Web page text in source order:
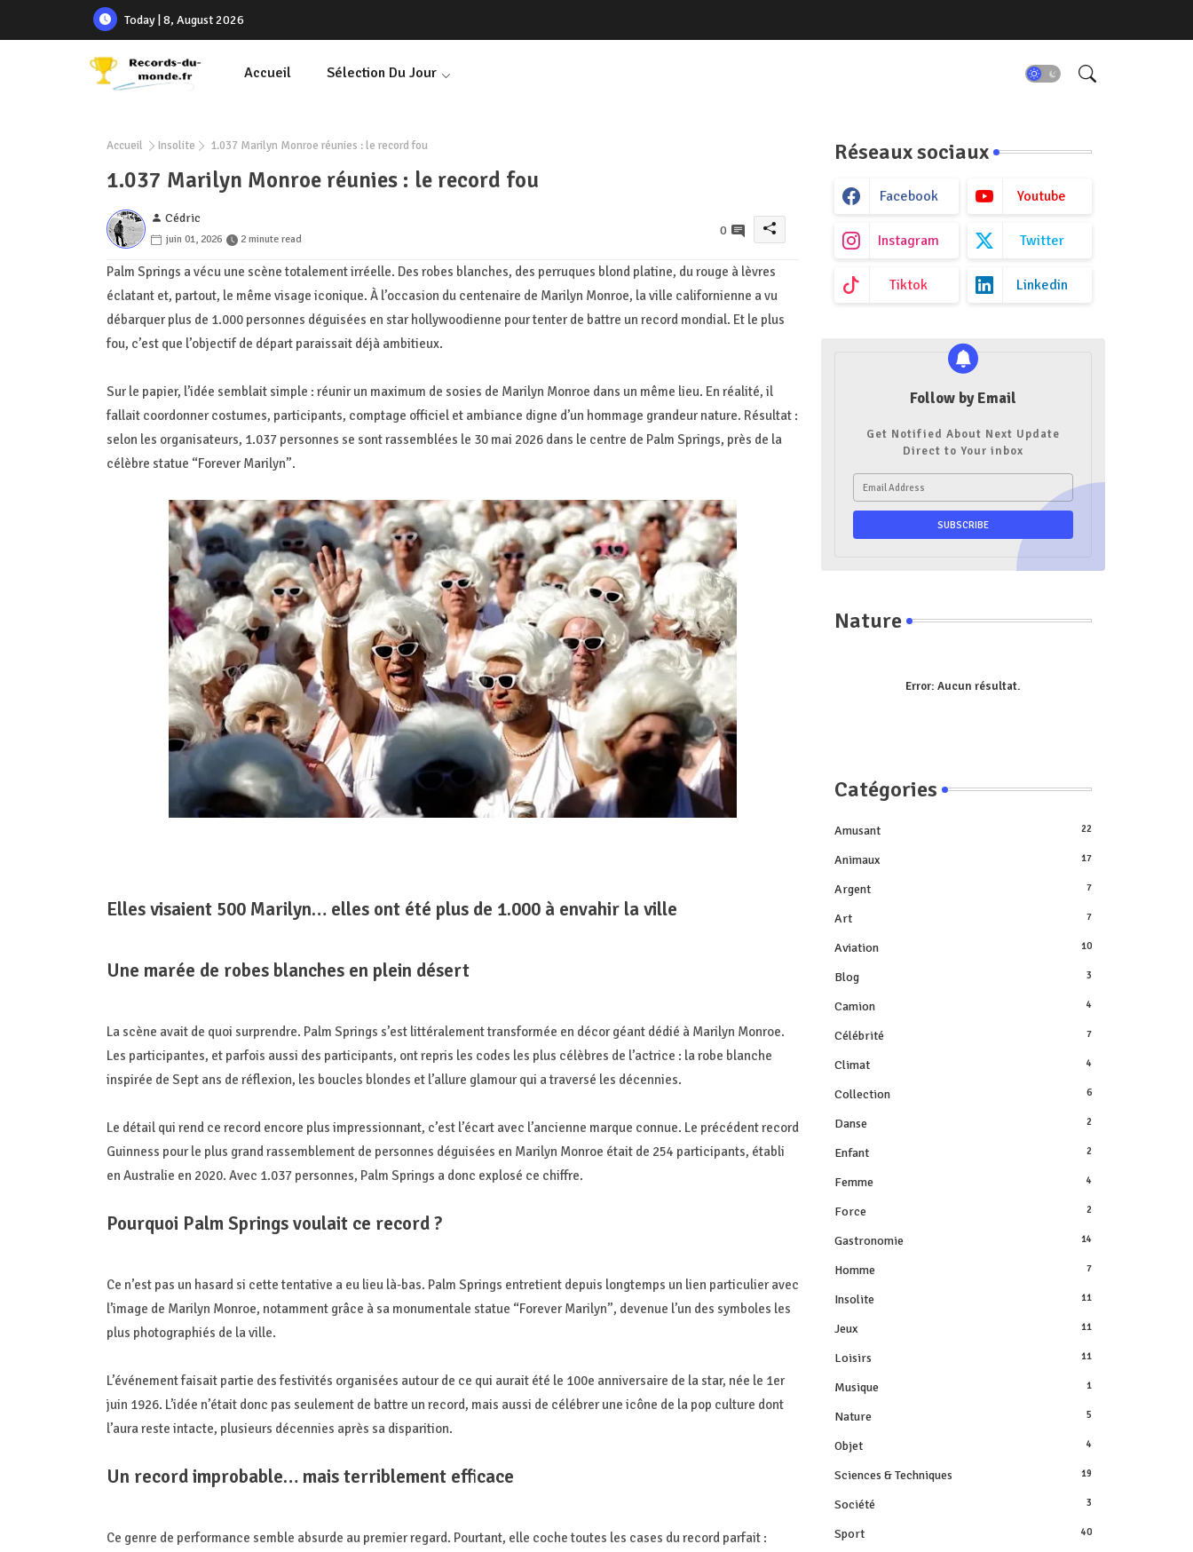
Today | 8, August 2026
Accueil Sélection Du Jour
Accueil Insolite 1.037 Marilyn Monroe réunies : le record fou
1.037 Marilyn Monroe réunies : le record fou
Cédric
juin 01, 2026 2 minute read
0
Palm Springs a vécu une scène totalement irréelle. Des robes blanches, des perruques blond platine, du rouge à lèvres
éclatant et, partout, le même visage iconique. À l’occasion du centenaire de Marilyn Monroe, la ville californienne a vu
débarquer plus de 1.000 personnes déguisées en star hollywoodienne pour tenter de battre un record mondial. Et le plus
fou, c’est que l’objectif de départ paraissait déjà ambitieux.
Sur le papier, l’idée semblait simple : réunir un maximum de sosies de Marilyn Monroe dans un même lieu. En réalité, il
fallait coordonner costumes, participants, comptage officiel et ambiance digne d’un hommage grandeur nature. Résultat :
selon les organisateurs, 1.037 personnes se sont rassemblées le 30 mai 2026 dans le centre de Palm Springs, près de la
célèbre statue “Forever Marilyn”.
Elles visaient 500 Marilyn… elles ont été plus de 1.000 à envahir la ville
Une marée de robes blanches en plein désert
La scène avait de quoi surprendre. Palm Springs s’est littéralement transformée en décor géant dédié à Marilyn Monroe.
Les participantes, et parfois aussi des participants, ont repris les codes les plus célèbres de l’actrice : la robe blanche
inspirée de Sept ans de réflexion, les boucles blondes et l’allure glamour qui a traversé les décennies.
Le détail qui rend ce record encore plus impressionnant, c’est l’écart avec l’ancienne marque connue. Le précédent record
Guinness pour le plus grand rassemblement de personnes déguisées en Marilyn Monroe était de 254 participants, établi
en Australie en 2020. Avec 1.037 personnes, Palm Springs a donc explosé ce chiffre.
Pourquoi Palm Springs voulait ce record ?
Ce n’est pas un hasard si cette tentative a eu lieu là-bas. Palm Springs entretient depuis longtemps un lien particulier avec
l’image de Marilyn Monroe, notamment grâce à sa monumentale statue “Forever Marilyn”, devenue l’un des symboles les
plus photographiés de la ville.
L’événement faisait partie des festivités organisées autour de ce qui aurait été le 100e anniversaire de la star, née le 1er
juin 1926. L’idée n’était donc pas seulement de battre un record, mais aussi de célébrer une icône de la pop culture dont
l’aura reste intacte, plusieurs décennies après sa disparition.
Un record improbable… mais terriblement efficace
Ce genre de performance semble absurde au premier regard. Pourtant, elle coche toutes les cases du record parfait :
Réseaux sociaux
Facebook Youtube
Instagram Twitter
Tiktok Linkedin
Follow by Email
Get Notified About Next Update
Direct to Your inbox
Nature
Error: Aucun résultat.
Catégories
Amusant 22
Animaux 17
Argent 7
Art 7
Aviation 10
Blog 3
Camion 4
Célébrité 7
Climat 4
Collection 6
Danse 2
Enfant 2
Femme 4
Force 2
Gastronomie 14
Homme 7
Insolite 11
Jeux 11
Loisirs 11
Musique 1
Nature 5
Objet 4
Sciences & Techniques 19
Société 3
Sport 40